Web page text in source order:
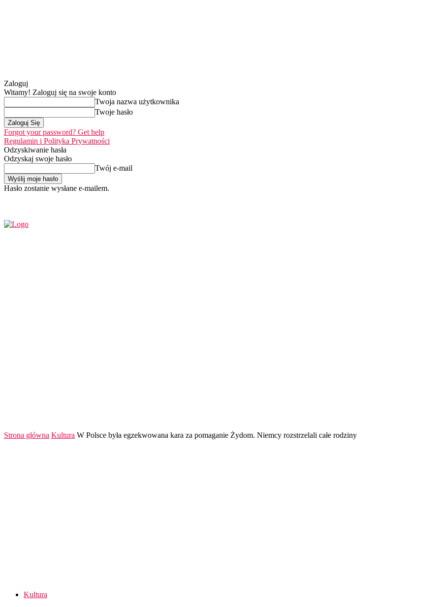
Zaloguj
Witamy! Zaloguj się na swoje konto
Twoja nazwa użytkownika
Twoje hasło
Forgot your password? Get help
Regulamin i Polityka Prywatności
Odzyskiwanie hasła
Odzyskaj swoje hasło
Twój e-mail
Hasło zostanie wysłane e-mailem.
Strona główna Kultura W Polsce była egzekwowana kara za pomaganie Żydom. Niemcy rozstrzelali całe rodziny
Kultura